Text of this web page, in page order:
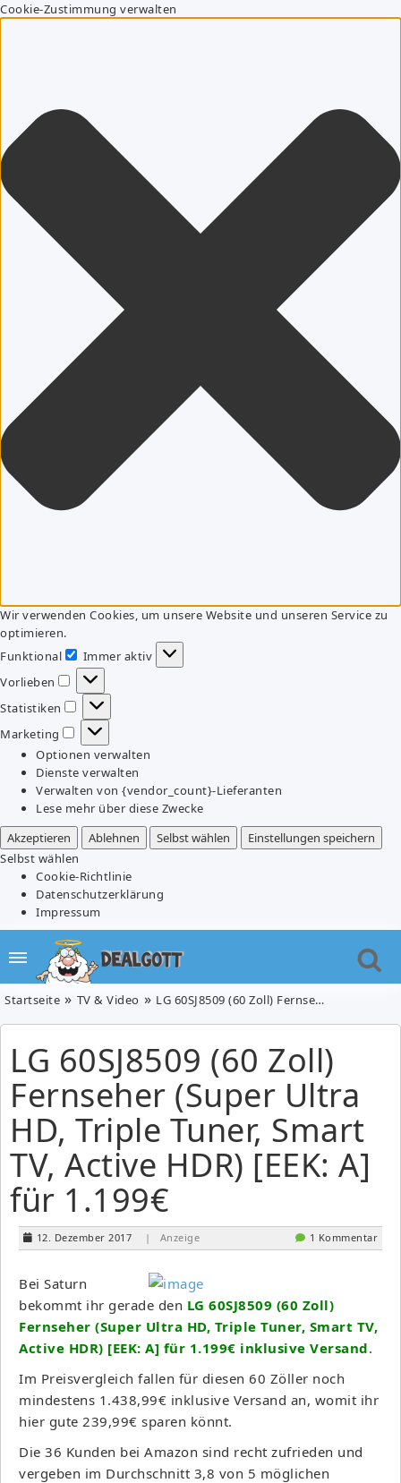
Cookie-Zustimmung verwalten
Wir verwenden Cookies, um unsere Website und unseren Service zu
optimieren.
Funktional
Funktional
Immer aktiv
Vorlieben
Vorlieben
Statistiken
Statistiken
Marketing
Marketing
Optionen verwalten
Dienste verwalten
Verwalten von {vendor_count}-Lieferanten
Lese mehr über diese Zwecke
Akzeptieren
Ablehnen Selbst wählen
Einstellungen speichern
Selbst wählen
Cookie-Richtlinie
Datenschutzerklärung
Impressum
Startseite TV & Video LG 60SJ8509 (60 Zoll) Fernseher (Super Ultra HD, Triple Tuner, Smart TV, Active HDR) [EEK: A] für 1.199€
LG 60SJ8509 (60 Zoll)
Fernseher (Super Ultra
HD, Triple Tuner, Smart
TV, Active HDR) [EEK: A]
für 1.199€
12. Dezember 2017 | Anzeige 1 Kommentar
Bei Saturn
bekommt ihr gerade den LG 60SJ8509 (60 Zoll)
Fernseher (Super Ultra HD, Triple Tuner, Smart TV,
Active HDR) [EEK: A] für 1.199€ inklusive Versand.
Im Preisvergleich fallen für diesen 60 Zöller noch
mindestens 1.438,99€ inklusive Versand an, womit ihr
hier gute 239,99€ sparen könnt.
Die 36 Kunden bei Amazon sind recht zufrieden und
vergeben im Durchschnitt 3,8 von 5 möglichen